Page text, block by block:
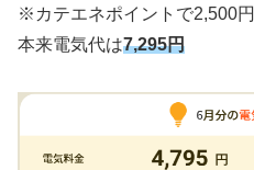
※カテエネポイントで2,500
本来電気代は7,295円